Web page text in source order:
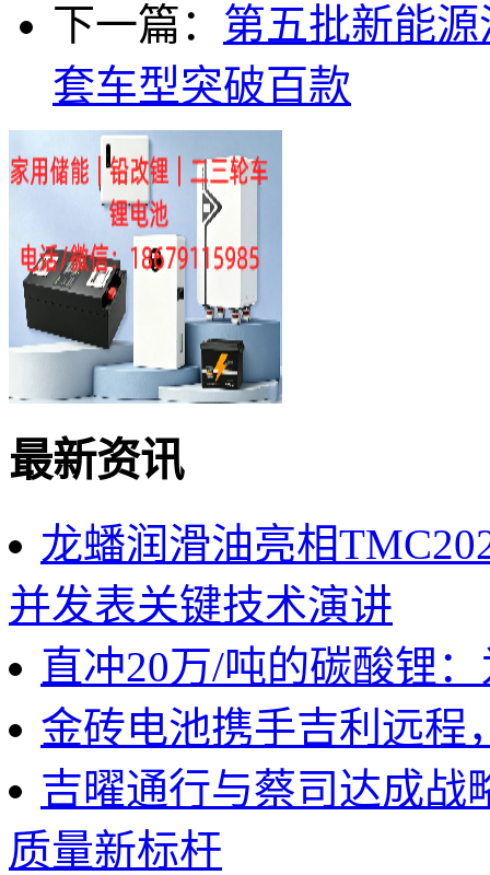
下一篇： 第五批新能
套车型突破百款
最新资讯
龙蟠润滑油亮相
并发表关键技术演讲
直冲20万/吨的碳酸锂
金砖电池携手吉利远程
吉曜通行与蔡司达成战
质量新标杆